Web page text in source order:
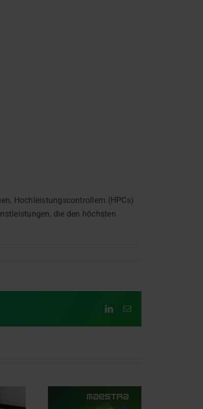
Hochleistungscontrollern (HPCs)
die den höchsten
LinkedIn
E-